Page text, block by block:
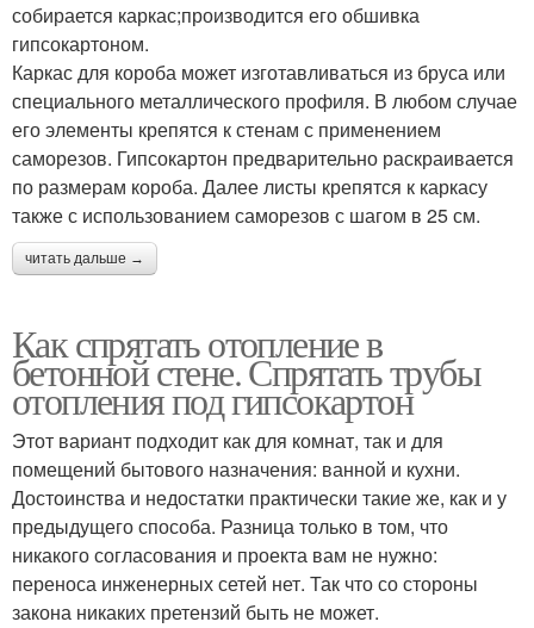
собирается каркас;производится его обшивка
гипсокартоном.
Каркас для короба может изготавливаться из бруса или
специального металлического профиля. В любом случае
его элементы крепятся к стенам с применением
саморезов. Гипсокартон предварительно раскраивается
по размерам короба. Далее листы крепятся к каркасу
также с использованием саморезов с шагом в 25 см.
читать дальше →
Как спрятать отопление в
бетонной стене. Спрятать трубы
отопления под гипсокартон
Этот вариант подходит как для комнат, так и для
помещений бытового назначения: ванной и кухни.
Достоинства и недостатки практически такие же, как и у
предыдущего способа. Разница только в том, что
никакого согласования и проекта вам не нужно:
переноса инженерных сетей нет. Так что со стороны
закона никаких претензий быть не может.